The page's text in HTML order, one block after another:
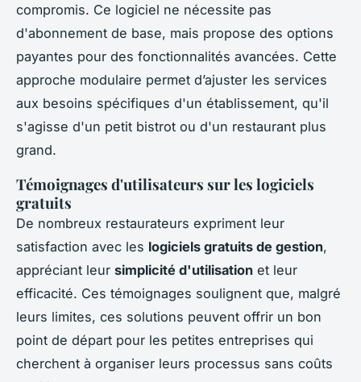
compromis. Ce logiciel ne nécessite pas
d'abonnement de base, mais propose des options
payantes pour des fonctionnalités avancées. Cette
approche modulaire permet d’ajuster les services
aux besoins spécifiques d'un établissement, qu'il
s'agisse d'un petit bistrot ou d'un restaurant plus
grand.
Témoignages d'utilisateurs sur les logiciels
gratuits
De nombreux restaurateurs expriment leur
satisfaction avec les logiciels gratuits de gestion,
appréciant leur simplicité d'utilisation et leur
efficacité. Ces témoignages soulignent que, malgré
leurs limites, ces solutions peuvent offrir un bon
point de départ pour les petites entreprises qui
cherchent à organiser leurs processus sans coûts